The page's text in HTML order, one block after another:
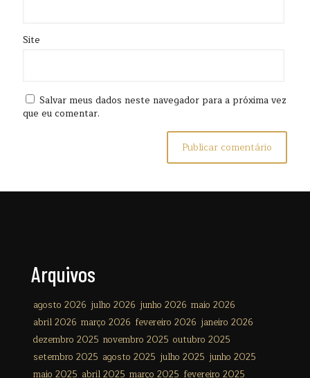
Site
Salvar meus dados neste navegador para a próxima vez
que eu comentar.
Arquivos
agosto 2026 julho 2026 junho 2026 maio 2026
abril 2026 março 2026 fevereiro 2026 janeiro 2026
dezembro 2025 novembro 2025 outubro 2025
setembro 2025 agosto 2025 julho 2025 junho 2025
maio 2025 abril 2025 março 2025 fevereiro 2025